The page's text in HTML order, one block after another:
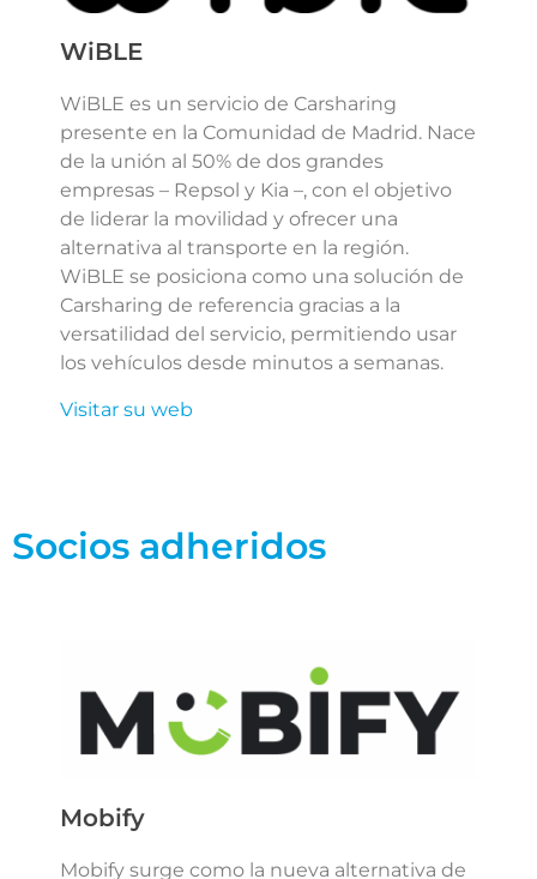
WiBLE
WiBLE es un servicio de Carsharing
presente en la Comunidad de Madrid. Nace
de la unión al 50% de dos grandes
empresas – Repsol y Kia –, con el objetivo
de liderar la movilidad y ofrecer una
alternativa al transporte en la región.
WiBLE se posiciona como una solución de
Carsharing de referencia gracias a la
versatilidad del servicio, permitiendo usar
los vehículos desde minutos a semanas.
Visitar su web
Socios adheridos
Mobify
Mobify surge como la nueva alternativa de